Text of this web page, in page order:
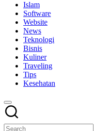
Islam
Software
Website
News
Teknologi
Bisnis
Kuliner
Traveling
Tips
Kesehatan